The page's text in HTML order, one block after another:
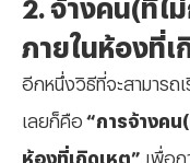
ภายในห้องที่เ
อีกหนึ่งวิธีที่จะสามารถ
เลยก็คือ “การจ้างคน
ห้องที่เกิดเหตุ” เพื่อก